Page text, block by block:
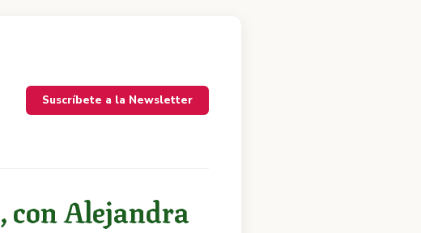
Suscríbete a la Newsletter
con Alejandra